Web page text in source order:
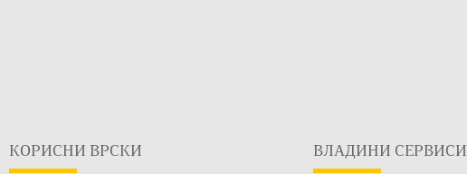
КОРИСНИ ВРСКИ ВЛАДИНИ СЕРВИСИ